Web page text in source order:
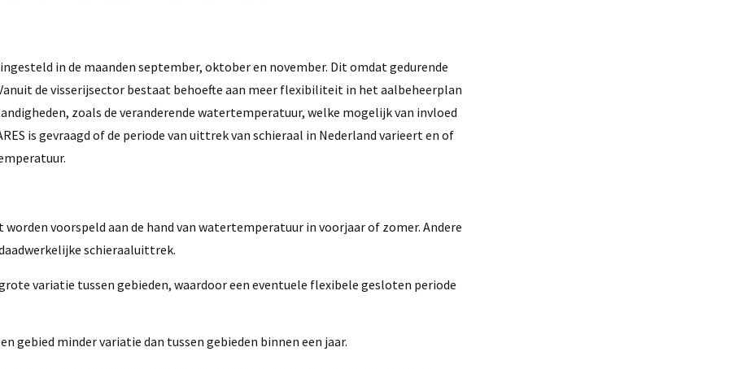
in de maanden september, oktober en november. Dit omdat gedurende
de visserijsector bestaat behoefte aan meer flexibiliteit in het aalbeheerplan
zoals de veranderende watertemperatuur, welke mogelijk van invloed
is gevraagd of de periode van uittrek van schieraal in Nederland varieert en of
voorspeld aan de hand van watertemperatuur in voorjaar of zomer. Andere
schieraaluittrek.
variatie tussen gebieden, waardoor een eventuele flexibele gesloten periode
gebied minder variatie dan tussen gebieden binnen een jaar.